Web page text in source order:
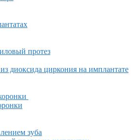
протез
диоксида циркония на имплантате
зуба